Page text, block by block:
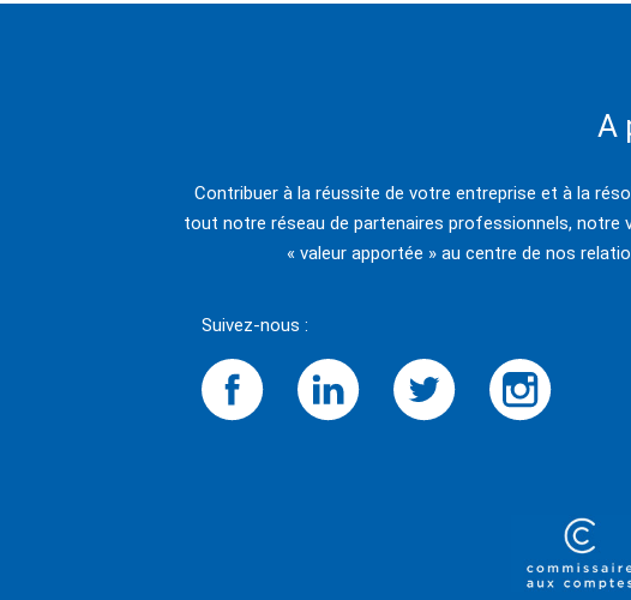
A
Contribuer à la réussite de votre entreprise et à la
tout notre réseau de partenaires professionnels, notre
« valeur apportée » au centre de nos
Suivez-nous :